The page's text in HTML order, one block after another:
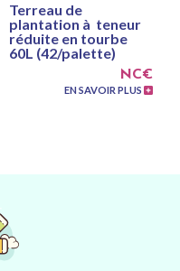
Terreau de
plantation à teneur
réduite en tourbe
60L (42/palette)
NC€
EN SAVOIR PLUS